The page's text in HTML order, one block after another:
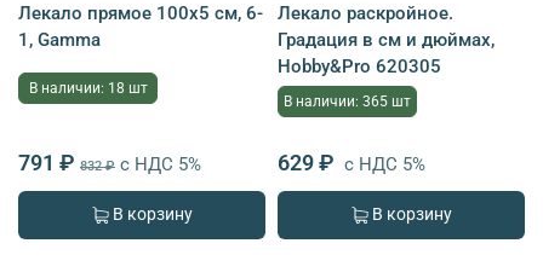
Лекало прямое 100х5 см, 6-
1, Gamma
В наличии: 18 шт
791 ₽ 832 ₽ с НДС 5%
В корзину
Лекало раскройное.
Градация в см и дюймах,
Hobby&Pro 620305
В наличии: 365 шт
629 ₽ с НДС 5%
В корзину